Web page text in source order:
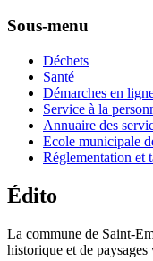
Sous-menu
Déchets
Santé
Démarches en
Service à la
Annuaire des
Ecole municipale
Réglementation et
Édito
La commune de Saint-
historique et de